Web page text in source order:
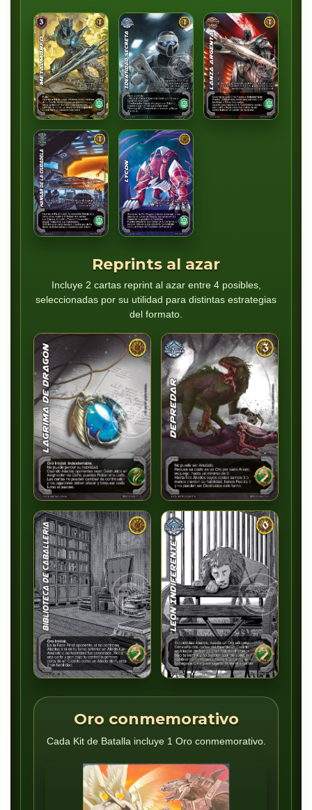
Reprints al azar
Incluye 2 cartas reprint al azar entre 4 posibles,
seleccionadas por su utilidad para distintas estrategias
del formato.
Oro conmemorativo
Cada Kit de Batalla incluye 1 Oro conmemorativo.